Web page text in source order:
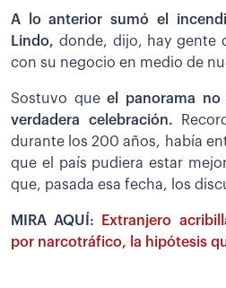
A lo anterior sumó el
Lindo, donde, dijo, hay gente
con su negocio en medio de
Sostuvo queel panorama
verdadera celebración.
durante los 200 años, había
que el país pudiera estar
que, pasada esa fecha, los
MIRA AQUÍ:
Extranjero
por narcotráfico, la hipótesis